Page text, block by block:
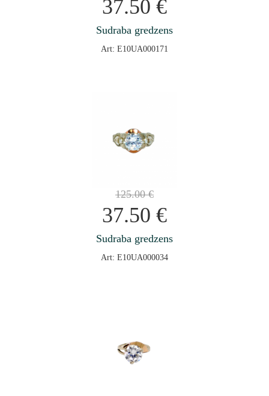
37.50 €
Sudraba gredzens
Art: E10UA000171
125.00€
37.50 €
Sudraba gredzens
Art: E10UA000034